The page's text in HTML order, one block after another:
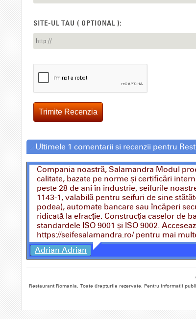
SITE-UL TAU ( OPTIONAL ):
Trimite Recenzia
Ultimele 1 comentarii si recenzii pentru
Compania noastră, Salamandra Modul
calitate, bazate pe norme și certificări
peste 28 de ani în industrie, seifurile
1143-1, valabilă pentru seifuri de sine
podea), automate bancare sau încăperi
ridicată la efracție. Construcția caselor de
standardele ISO 9001 și ISO 9002.
https://seifesalamandra.ro/ pentru mai
Adrian Adrian
Restaurant Romania. Toate drepturile rezervate. Pentru informatii